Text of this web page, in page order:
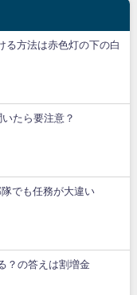
る方法は赤色灯の下の白
たら要注意？
でも任務が大違い
？の答えは割増金